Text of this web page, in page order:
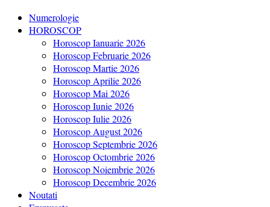
Numerologie
HOROSCOP
Horoscop Ianuarie 2026
Horoscop Februarie 2026
Horoscop Martie 2026
Horoscop Aprilie 2026
Horoscop Mai 2026
Horoscop Iunie 2026
Horoscop Iulie 2026
Horoscop August 2026
Horoscop Septembrie 2026
Horoscop Octombrie 2026
Horoscop Noiembrie 2026
Horoscop Decembrie 2026
Noutati